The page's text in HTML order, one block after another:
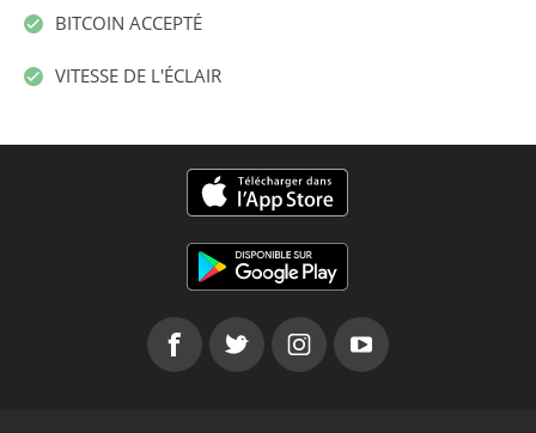
BITCOIN ACCEPTÉ
VITESSE DE L'ÉCLAIR